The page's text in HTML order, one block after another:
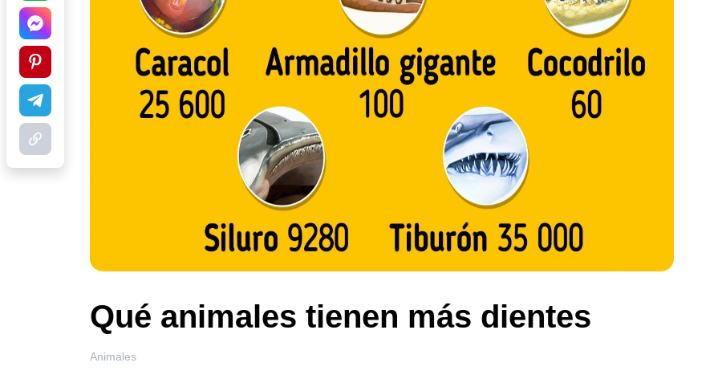
Qué animales tienen más dientes
Animales